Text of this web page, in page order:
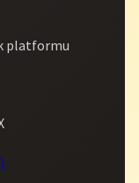
platformu